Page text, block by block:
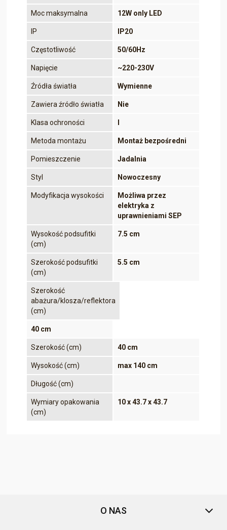
Moc maksymalna 12W only LED
IP IP20
Częstotliwość 50/60Hz
Napięcie ~220-230V
Źródła światła Wymienne
Zawiera źródło światła Nie
Klasa ochroności
Metoda montażu Montaż bezpośredni
Pomieszczenie Jadalnia
Styl Nowoczesny
Modyfikacja wysokości
Możliwa przez
elektryka z
uprawnieniami SEP
Wysokość podsufitki
(cm)
7.5 cm
Szerokość podsufitki
(cm)
5.5 cm
Szerokość
abażura/klosza/reflektora
(cm)
40 cm
Szerokość (cm) 40 cm
Wysokość (cm) max 140 cm
Długość (cm)
Wymiary opakowania
(cm)
10 x 43.7 x 43.7
O NAS